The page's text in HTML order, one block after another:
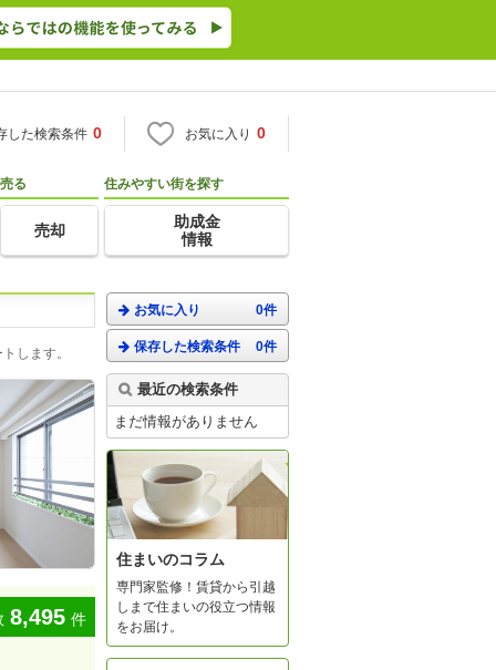
した検索条件 0 お気に入り 0
売る
売却
住みやすい街を探す
助成金
情報
します。
8,495 件
お気に入り 0件
保存した検索条件 0件
最近の検索条件
まだ情報がありません
住まいのコラム
専門家監修！賃貸から引越
しまで住まいの役立つ情報
をお届け。